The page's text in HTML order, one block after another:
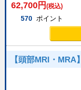
62,700 円 (税込)
570 ポイント
【頭部MRI・MRA】